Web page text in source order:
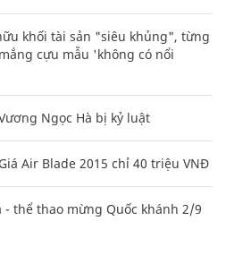
khối tài sản "siêu khủng", từng
cựu mẫu 'không có nổi
Ngọc Hà bị kỷ luật
Air Blade 2015 chỉ 40 triệu VNĐ
thể thao mừng Quốc khánh 2/9